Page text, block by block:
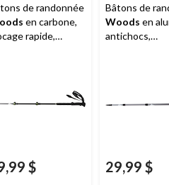
de randonnée
en carbone,
rapide,
$
Bâtons de
Woods en
antichocs,
marche
29,99 $